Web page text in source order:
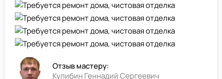
Отзыв мастеру:
Кулибин Геннадий Сергеевич